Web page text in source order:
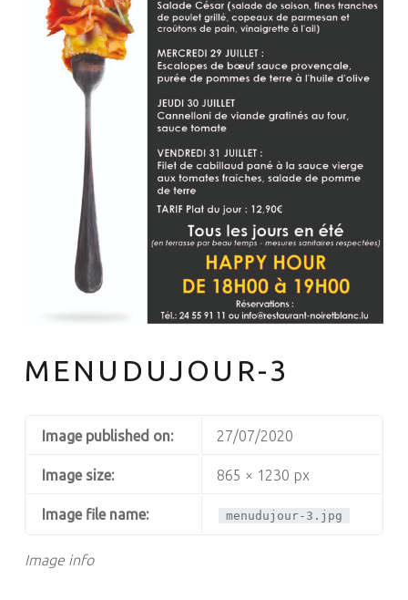
Brasserie-Restaurant-Pizzeria
MENUDUJOUR-3
Image info
Image published on: 27/07/2020
Image size: 865 × 1230 px
Image file name: menudujour-3.jpg